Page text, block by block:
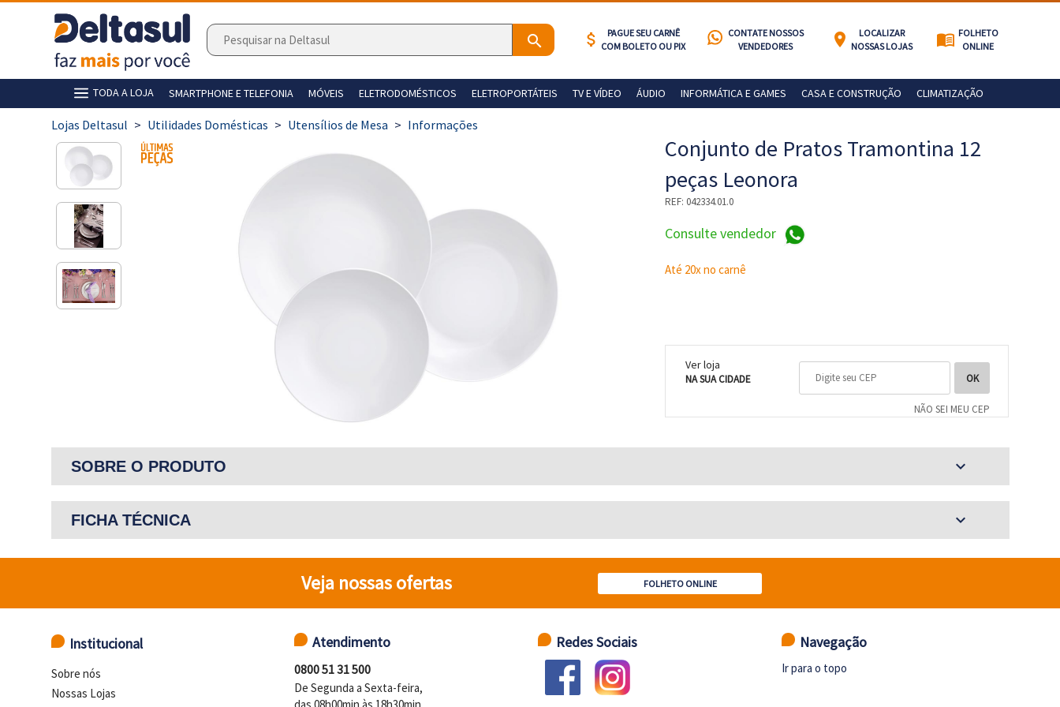
attach_money
PAGUE SEU CARNÊ
COM BOLETO OU PIX
CONTATE NOSSOS
VENDEDORES
location_on
LOCALIZAR
NOSSAS LOJAS
menu_book FOLHETO
ONLINE
TODA A LOJA SMARTPHONE E TELEFONIA MÓVEIS ELETRODOMÉSTICOS ELETROPORTÁTEIS TV E VÍDEO ÁUDIO INFORMÁTICA E GAMES CASA E CONSTRUÇÃO CLIMATIZAÇÃO
> Utilidades Domésticas > Utensílios de Mesa > Informações
Conjunto de Pratos Tramontina 12
peças Leonora
REF: 042334.01.0
Consulte vendedor
Até 20x no carnê
Ver loja
NA SUA CIDADE
NÃO SEI MEU CEP
SOBRE O PRODUTO expand_more
FICHA TÉCNICA expand_more
Veja nossas ofertas FOLHETO ONLINE
Institucional
Sobre nós
Nossas Lojas
Atendimento
0800 51 31 500
De Segunda a Sexta-feira,
Redes Sociais Navegação
Ir para o topo